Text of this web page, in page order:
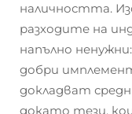
наличността.
разходите на
напълно
добри
докладват
докато тези,